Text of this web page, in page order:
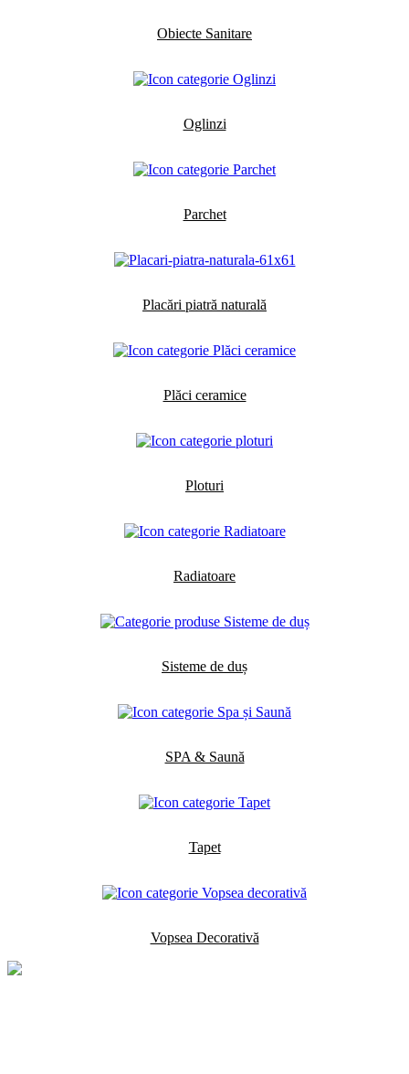
Obiecte Sanitare
Oglinzi
Parchet
Placări piatră naturală
Plăci ceramice
Ploturi
Radiatoare
Sisteme de duș
SPA & Saună
Tapet
Vopsea Decorativă